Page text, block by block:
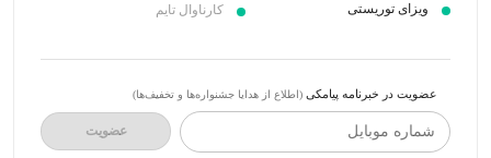
ویزای توریستی
کارناوال تایم
عضویت در خبرنامه پیامکی (اطلاع از هدایا جشنواره‌ها و تخفیف‌ها)
شماره موبایل عضویت